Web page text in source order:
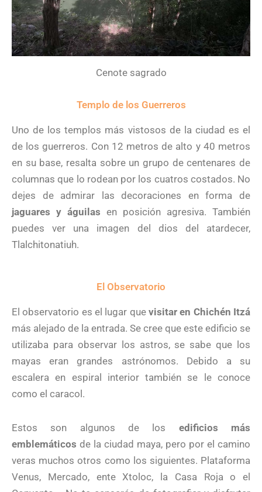
Cenote sagrado
Templo de los Guerreros
Uno de los templos más vistosos de la ciudad es el
de los guerreros. Con 12 metros de alto y 40 metros
en su base, resalta sobre un grupo de centenares de
columnas que lo rodean por los cuatros costados. No
dejes de admirar las decoraciones en forma de
jaguares y águilas en posición agresiva. También
puedes ver una imagen del dios del atardecer,
Tlalchitonatiuh.
El Observatorio
El observatorio es el lugar que visitar en Chichén Itzá
más alejado de la entrada. Se cree que este edificio se
utilizaba para observar los astros, se sabe que los
mayas eran grandes astrónomos. Debido a su
escalera en espiral interior también se le conoce
como el caracol.
Estos son algunos de los edificios más
emblemáticos de la ciudad maya, pero por el camino
veras muchos otros como los siguientes. Plataforma
Venus, Mercado, ente Xtoloc, la Casa Roja o el